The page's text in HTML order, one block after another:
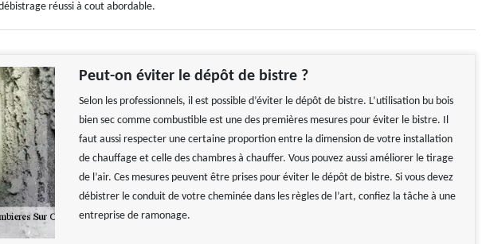
réussi à cout abordable.
Peut-on éviter le dépôt de bistre ?
Selon les professionnels, il est possible d’éviter le dépôt de bistre. L’utilisation bu bois
bien sec comme combustible est une des premières mesures pour éviter le bistre. Il
faut aussi respecter une certaine proportion entre la dimension de votre installation
de chauffage et celle des chambres à chauffer. Vous pouvez aussi améliorer le tirage
de l’air. Ces mesures peuvent être prises pour éviter le dépôt de bistre. Si vous devez
débistrer le conduit de votre cheminée dans les règles de l’art, confiez la tâche à une
entreprise de ramonage.